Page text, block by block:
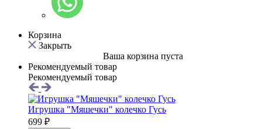
Корзина
Закрыть
Ваша корзина пуста
Рекомендуемый товар
Рекомендуемый товар
Игрушка "Мяшечки" колечко Гусь
699 ₽